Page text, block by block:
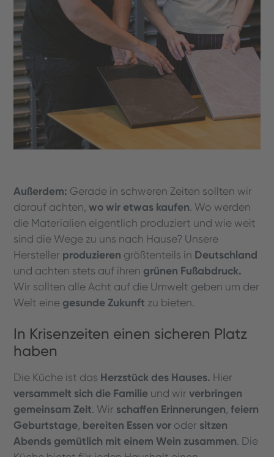
Außerdem: Gerade in schweren Zeiten sollten wir
darauf achten,wo wir etwas kaufen. Wo werden
die Materialien eigentlich produziert und wie weit
sind die Wege zu uns nach Hause? Unsere
Hersteller produzieren größtenteils in Deutschland
und achten stets auf ihren grünen Fußabdruck.
Wir sollten alle Acht auf die Umwelt geben um der
Welt eine gesunde Zukunft zu bieten.
In Krisenzeiten einen sicheren Platz
haben
Die Küche ist das Herzstück des Hauses. Hier
versammelt sich die Familie und wirverbringen
gemeinsam Zeit. Wir schaffen Erinnerungen,feiern
Geburtstage, bereiten Essen vor oder sitzen
Abends gemütlich mit einem Wein zusammen. Die